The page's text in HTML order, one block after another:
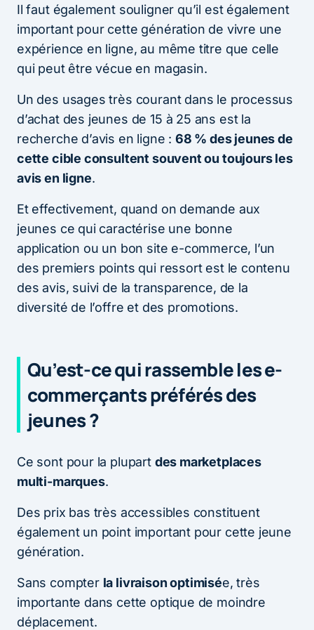
Il faut également souligner qu’il est également
important pour cette génération de vivre une
expérience en ligne, au même titre que celle
qui peut être vécue en magasin.
Un des usages très courant dans le processus
d’achat des jeunes de 15 à 25 ans est la
recherche d’avis en ligne : 68 % des jeunes de
cette cible consultent souvent ou toujours les
avis en ligne.
Et effectivement, quand on demande aux
jeunes ce qui caractérise une bonne
application ou un bon site e-commerce, l’un
des premiers points qui ressort est le contenu
des avis, suivi de la transparence, de la
diversité de l’offre et des promotions.
Qu’est-ce qui rassemble les e-
commerçants préférés des
jeunes ?
Ce sont pour la plupart des marketplaces
multi-marques.
Des prix bas très accessibles constituent
également un point important pour cette jeune
génération.
Sans compter la livraison optimisée, très
importante dans cette optique de moindre
déplacement.